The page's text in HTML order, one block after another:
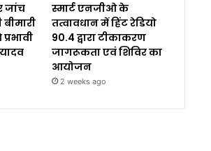
जांच
स्मार्ट एनजीओ के
तत्वावधान में हिंट रेडियो
90.4 द्वारा टीकाकरण
जागरूकता एवं शिविर का
आयोजन
2 weeks ago